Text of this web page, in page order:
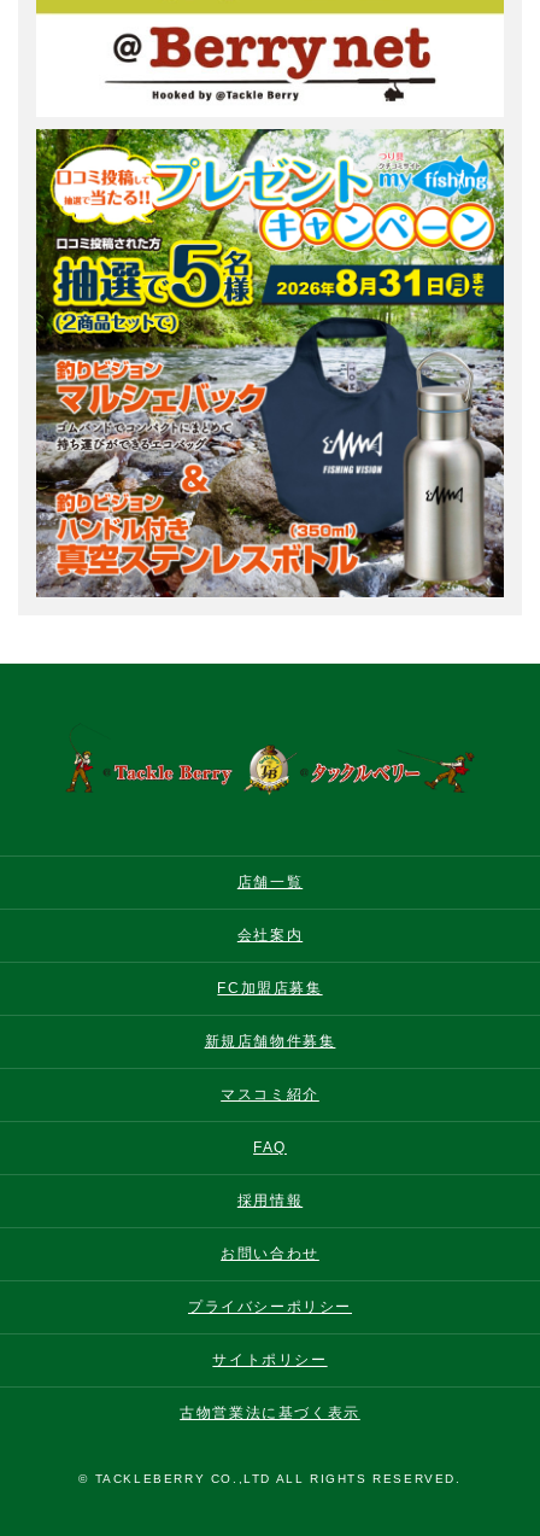
店舗一覧
会社案内
FC加盟店募集
新規店舗物件募集
マスコミ紹介
FAQ
採用情報
お問い合わせ
プライバシーポリシー
サイトポリシー
古物営業法に基づく表示
© TACKLEBERRY CO.,LTD ALL RIGHTS RESERVED.